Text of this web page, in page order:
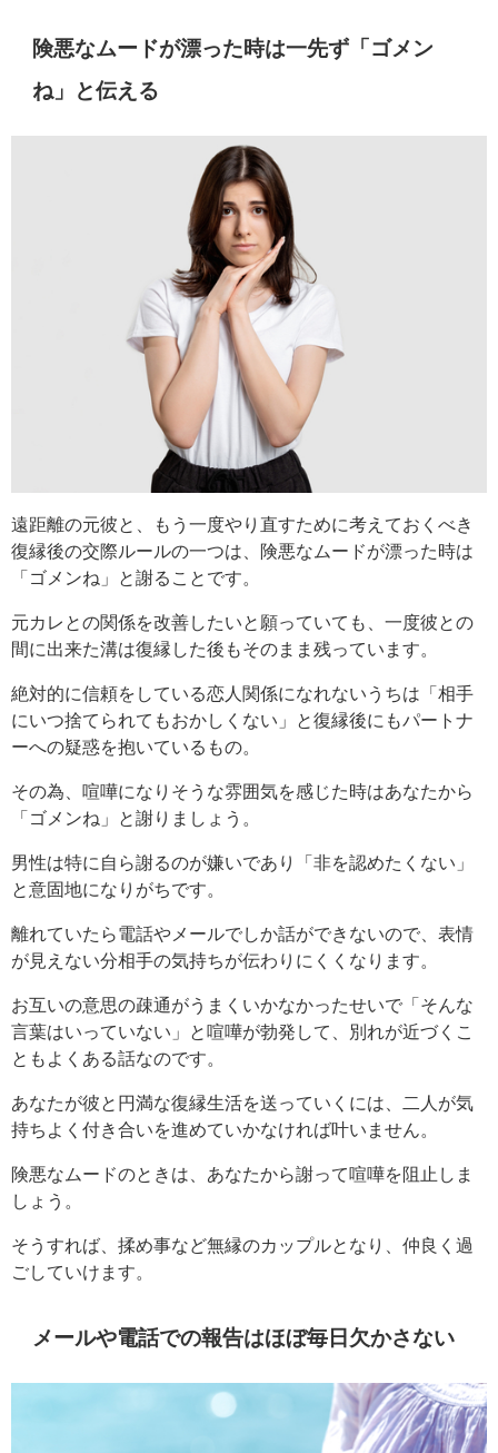
険悪なムードが漂った時は一先ず「ゴメン
ね」と伝える
遠距離の元彼と、もう一度やり直すために考えておくべき
復縁後の交際ルールの一つは、険悪なムードが漂った時は
「ゴメンね」と謝ることです。
元カレとの関係を改善したいと願っていても、一度彼との
間に出来た溝は復縁した後もそのまま残っています。
絶対的に信頼をしている恋人関係になれないうちは「相手
にいつ捨てられてもおかしくない」と復縁後にもパートナ
ーへの疑惑を抱いているもの。
その為、喧嘩になりそうな雰囲気を感じた時はあなたから
「ゴメンね」と謝りましょう。
男性は特に自ら謝るのが嫌いであり「非を認めたくない」
と意固地になりがちです。
離れていたら電話やメールでしか話ができないので、表情
が見えない分相手の気持ちが伝わりにくくなります。
お互いの意思の疎通がうまくいかなかったせいで「そんな
言葉はいっていない」と喧嘩が勃発して、別れが近づくこ
ともよくある話なのです。
あなたが彼と円満な復縁生活を送っていくには、二人が気
持ちよく付き合いを進めていかなければ叶いません。
険悪なムードのときは、あなたから謝って喧嘩を阻止しま
しょう。
そうすれば、揉め事など無縁のカップルとなり、仲良く過
ごしていけます。
メールや電話での報告はほぼ毎日欠かさない